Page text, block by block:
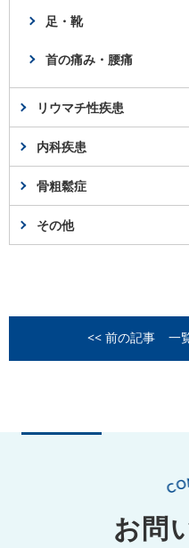
足・靴
首の痛み・腰痛
リウマチ性疾患
内科疾患
骨粗鬆症
その他
<< 前の記事 一
お問